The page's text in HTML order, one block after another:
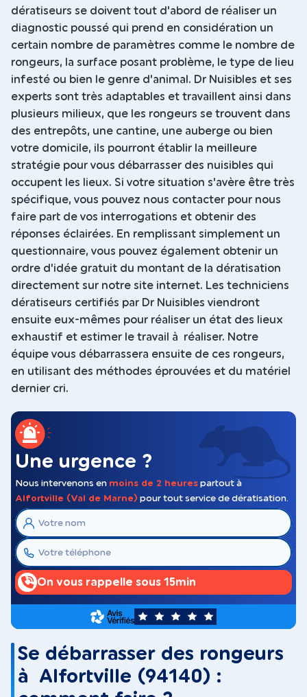
dératiseurs se doivent tout d'abord de réaliser un
diagnostic poussé qui prend en considération un
certain nombre de paramètres comme le nombre de
rongeurs, la surface posant problème, le type de lieu
infesté ou bien le genre d'animal. Dr Nuisibles et ses
experts sont très adaptables et travaillent ainsi dans
plusieurs milieux, que les rongeurs se trouvent dans
des entrepôts, une cantine, une auberge ou bien
votre domicile, ils pourront établir la meilleure
stratégie pour vous débarrasser des nuisibles qui
occupent les lieux. Si votre situation s'avère être très
spécifique, vous pouvez nous contacter pour nous
faire part de vos interrogations et obtenir des
réponses éclairées. En remplissant simplement un
questionnaire, vous pouvez également obtenir un
ordre d'idée gratuit du montant de la dératisation
directement sur notre site internet. Les techniciens
dératiseurs certifiés par Dr Nuisibles viendront
ensuite eux-mêmes pour réaliser un état des lieux
exhaustif et estimer le travail à réaliser. Notre
équipe vous débarrassera ensuite de ces rongeurs,
en utilisant des méthodes éprouvées et du matériel
dernier cri.
Une urgence ?
Nous intervenons en moins de 2 heures partout à
Alfortville (Val de Marne) pour tout service de dératisation.
On vous rappelle sous 15min
5
Se débarrasser des rongeurs
à Alfortville (94140) :